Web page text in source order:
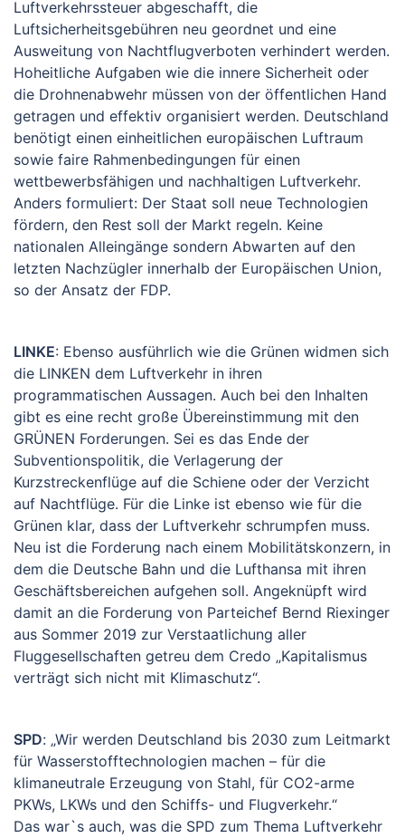
Luftverkehrssteuer abgeschafft, die
Luftsicherheitsgebühren neu geordnet und eine
Ausweitung von Nachtflugverboten verhindert werden.
Hoheitliche Aufgaben wie die innere Sicherheit oder
die Drohnenabwehr müssen von der öffentlichen Hand
getragen und effektiv organisiert werden. Deutschland
benötigt einen einheitlichen europäischen Luftraum
sowie faire Rahmenbedingungen für einen
wettbewerbsfähigen und nachhaltigen Luftverkehr.
Anders formuliert: Der Staat soll neue Technologien
fördern, den Rest soll der Markt regeln. Keine
nationalen Alleingänge sondern Abwarten auf den
letzten Nachzügler innerhalb der Europäischen Union,
so der Ansatz der FDP.
LINKE: Ebenso ausführlich wie die Grünen widmen sich
die LINKEN dem Luftverkehr in ihren
programmatischen Aussagen. Auch bei den Inhalten
gibt es eine recht große Übereinstimmung mit den
GRÜNEN Forderungen. Sei es das Ende der
Subventionspolitik, die Verlagerung der
Kurzstreckenflüge auf die Schiene oder der Verzicht
auf Nachtflüge. Für die Linke ist ebenso wie für die
Grünen klar, dass der Luftverkehr schrumpfen muss.
Neu ist die Forderung nach einem Mobilitätskonzern, in
dem die Deutsche Bahn und die Lufthansa mit ihren
Geschäftsbereichen aufgehen soll. Angeknüpft wird
damit an die Forderung von Parteichef Bernd Riexinger
aus Sommer 2019 zur Verstaatlichung aller
Fluggesellschaften getreu dem Credo „Kapitalismus
verträgt sich nicht mit Klimaschutz“.
SPD: „Wir werden Deutschland bis 2030 zum Leitmarkt
für Wasserstofftechnologien machen – für die
klimaneutrale Erzeugung von Stahl, für CO2-arme
PKWs, LKWs und den Schiffs- und Flugverkehr.“
Das war`s auch, was die SPD zum Thema Luftverkehr